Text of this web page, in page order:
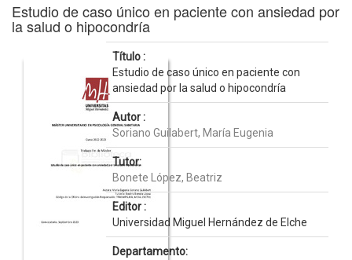
Estudio de caso único en paciente con ansiedad por
la salud o hipocondría
Título :
Estudio de caso único en paciente con
ansiedad por la salud o hipocondría
Autor :
Soriano Guilabert, María Eugenia
Tutor:
Bonete López, Beatriz
Editor :
Universidad Miguel Hernández de Elche
Departamento: